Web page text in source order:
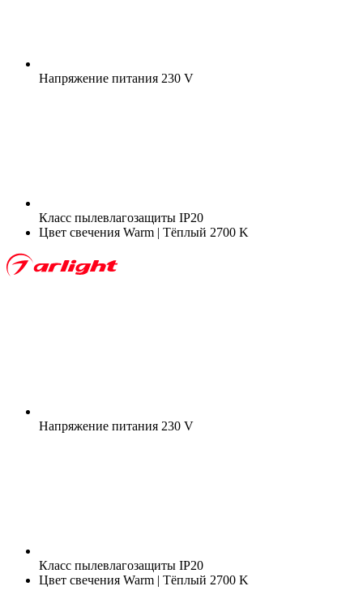
Напряжение питания 230 V
Класс пылевлагозащиты IP20
Цвет свечения Warm | Тёплый 2700 K
Напряжение питания 230 V
Класс пылевлагозащиты IP20
Цвет свечения Warm | Тёплый 2700 K